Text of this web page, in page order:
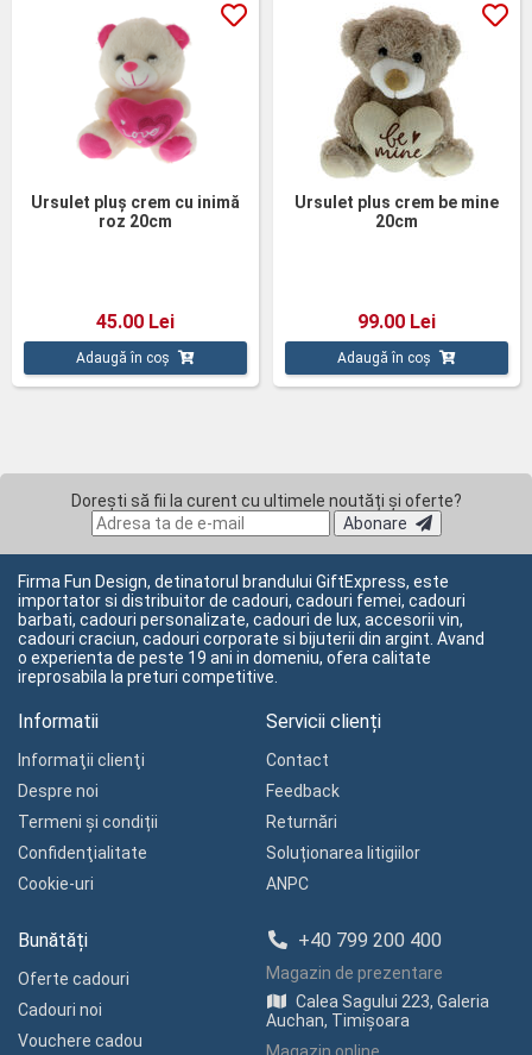
Ursulet pluș crem cu inimă
roz 20cm
45.00 Lei
Adaugă în coș
Ursulet plus crem be mine
20cm
99.00 Lei
Adaugă în coș
Dorești să fii la curent cu ultimele noutăți și oferte?
Abonare
Firma Fun Design, detinatorul brandului GiftExpress, este
importator si distribuitor de cadouri, cadouri femei, cadouri
barbati, cadouri personalizate, cadouri de lux, accesorii vin,
cadouri craciun, cadouri corporate si bijuterii din argint. Avand
o experienta de peste 19 ani in domeniu, ofera calitate
ireprosabila la preturi competitive.
Informatii
Informaţii clienţi
Despre noi
Termeni și condiții
Confidenţialitate
Cookie-uri
Servicii clienți
Contact
Feedback
Returnări
Soluționarea litigiilor
ANPC
Bunătăți
Oferte cadouri
Cadouri noi
Vouchere cadou
+40 799 200 400
Magazin de prezentare
Calea Sagului 223, Galeria
Auchan, Timișoara